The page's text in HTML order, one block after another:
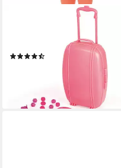
Babypuppe Charlene (Set, 5-
tlg), spricht und singt
UVP
lieferbar - in 3-4 Werktagen bei dir